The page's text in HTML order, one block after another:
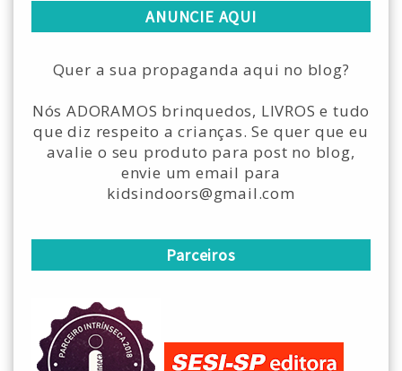
ANUNCIE AQUI
Quer a sua propaganda aqui no blog?
Nós ADORAMOS brinquedos, LIVROS e tudo
que diz respeito a crianças. Se quer que eu
avalie o seu produto para post no blog,
envie um email para
kidsindoors@gmail.com
Parceiros